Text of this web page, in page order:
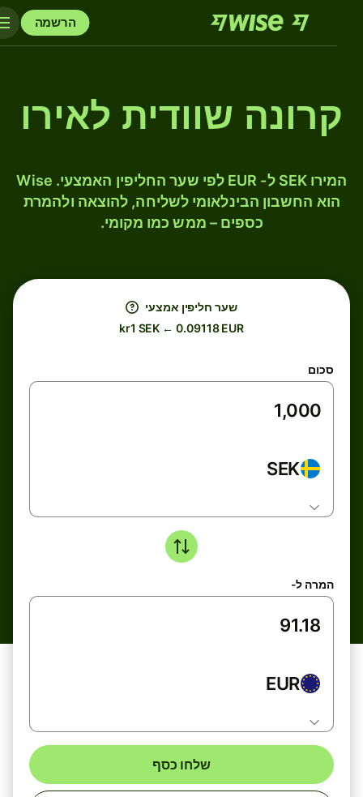
הרשמה
קרונה שוודית לאירו
המירו SEK ל- EUR לפי שער החליפין האמצעי. Wise
הוא החשבון הבינלאומי לשליחה, להוצאה ולהמרת
כספים – ממש כמו מקומי.
שער חליפין אמצעי
kr1 SEK ← 0.09118 EUR
סכום
SEK
המרה ל-
EUR
שלחו כסף